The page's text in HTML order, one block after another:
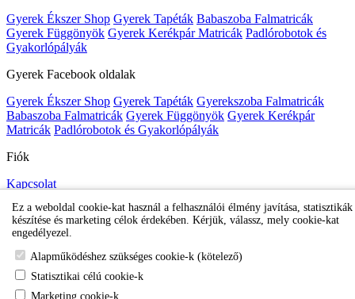
Gyerek Ékszer Shop Gyerek Tapéták Babaszoba Falmatricák
Gyerek Függönyök Gyerek Kerékpár Matricák Padlórobotok és
Gyakorlópályák
Gyerek Facebook oldalak
Gyerek Ékszer Shop Gyerek Tapéták Gyerekszoba Falmatricák
Babaszoba Falmatricák Gyerek Függönyök Gyerek Kerékpár
Matricák Padlórobotok és Gyakorlópályák
Fiók
Kapcsolat
Honlaptérkép Fiók Rendelés követés Kívánságlista Hírlevél
Gyerekszoba Falmatrica Shop
Ez a weboldal cookie-kat használ a felhasználói élmény javítása, statisztikák
készítése és marketing célok érdekében. Kérjük, válassz, mely cookie-kat
engedélyezel.
Alapműködéshez szükséges cookie-k (kötelező)
Statisztikai célú cookie-k
Marketing cookie-k